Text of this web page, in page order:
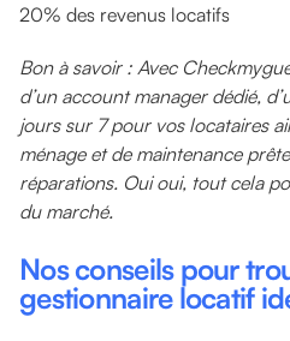
20% des revenus locatifs
Bon à savoir : Avec
d’un account manager dédié,
jours sur 7 pour vos locataires
ménage et de maintenance
réparations. Oui oui, tout cela
du marché.
Nos conseils pour t
gestionnaire locatif